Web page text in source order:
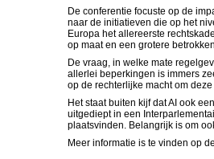
De conferentie focuste op de
naar de initiatieven die op het
Europa het allereerste
op maat en een grotere
De vraag, in welke mate
allerlei beperkingen is immers
op de rechterlijke macht om
Het staat buiten kijf dat AI ook
uitgediept in een
plaatsvinden. Belangrijk is om
Meer informatie is te vinden op de